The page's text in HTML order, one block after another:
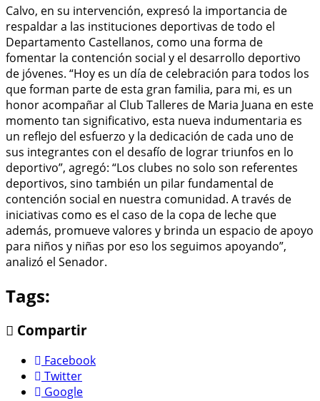
Calvo, en su intervención, expresó la importancia de
respaldar a las instituciones deportivas de todo el
Departamento Castellanos, como una forma de
fomentar la contención social y el desarrollo deportivo
de jóvenes. “Hoy es un día de celebración para todos los
que forman parte de esta gran familia, para mi, es un
honor acompañar al Club Talleres de Maria Juana en este
momento tan significativo, esta nueva indumentaria es
un reflejo del esfuerzo y la dedicación de cada uno de
sus integrantes con el desafío de lograr triunfos en lo
deportivo”, agregó: “Los clubes no solo son referentes
deportivos, sino también un pilar fundamental de
contención social en nuestra comunidad. A través de
iniciativas como es el caso de la copa de leche que
además, promueve valores y brinda un espacio de apoyo
para niños y niñas por eso los seguimos apoyando”,
analizó el Senador.
Tags:
Compartir
Facebook
Twitter
Google